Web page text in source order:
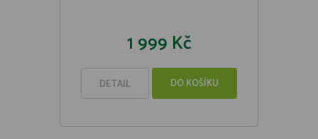
1 999 Kč
DETAIL DO KOŠÍKU